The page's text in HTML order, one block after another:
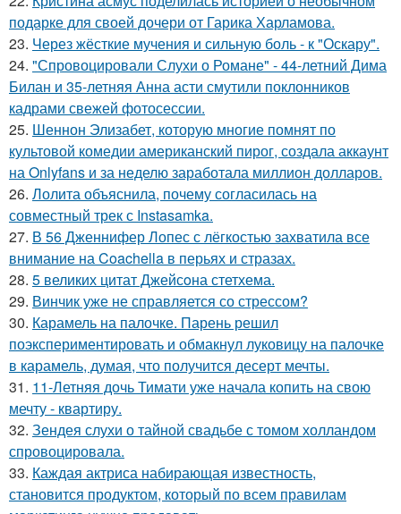
подарке для своей дочери от Гарика Харламова.
23. Через жёсткие мучения и сильную боль - к "Оскару".
24. "Спровоцировали Слухи о Романе" - 44-летний Дима
Билан и 35-летняя Анна асти смутили поклонников
кадрами свежей фотосессии.
25. Шеннон Элизабет, которую многие помнят по
культовой комедии американский пирог, создала аккаунт
на Onlyfans и за неделю заработала миллион долларов.
26. Лолита объяснила, почему согласилась на
совместный трек с Instasamka.
27. В 56 Дженнифер Лопес с лёгкостью захватила все
внимание на Coachella в перьях и стразах.
28. 5 великих цитат Джейсoна стетхема.
29. Винчик уже не справляется со стрессом?
30. Карамель на палочке. Парень решил
поэкспериментировать и обмакнул луковицу на палочке
в карамель, думая, что получится десерт мечты.
31. 11-Летняя дочь Тимати уже начала копить на свою
мечту - квартиру.
32. Зендея слухи о тайной свадьбе с томом холландом
спровоцировала.
33. Каждая актриса набирающая известность,
становится продуктом, который по всем правилам